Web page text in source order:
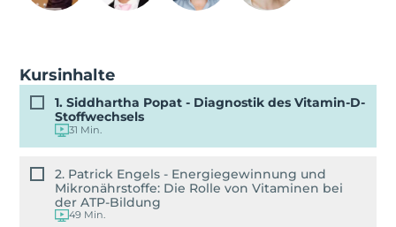
Kursinhalte
1. Siddhartha Popat - Diagnostik des Vitamin-D-
Stoffwechsels
31 Min.
2. Patrick Engels - Energiegewinnung und
Mikronährstoffe: Die Rolle von Vitaminen bei
der ATP-Bildung
49 Min.